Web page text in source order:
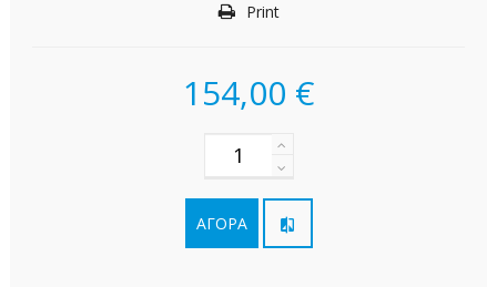
Print
154,00 €
ΑΓΟΡΆ